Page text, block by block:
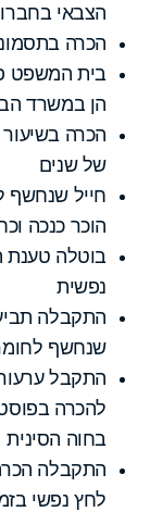
הצבאי
הכרה
בית המשפט
הן במשרד
של שנים
חייל שנחשף
הוכר כנכה
בוטלה טענת
נפשית
התקבלה
שנחשף
התקבל
להכרה
בחוה הסינית
התקבלה
לחץ נפשי